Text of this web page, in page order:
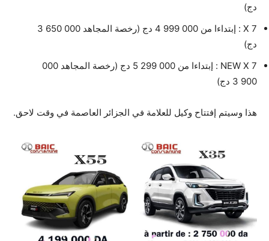
دج)
X 7 : إبتداءا من 000 999 4 دج (رخصة المجاهد 000 650 3
دج)
NEW X 7 : إبتداءا من 000 299 5 دج (رخصة المجاهد 000
900 3 دج)
هذا وسيتم إفتتاح وكيل للعلامة في الجزائر العاصمة في وقت لاحق.